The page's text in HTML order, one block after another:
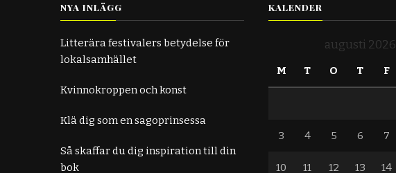
NYA INLÄGG
Litterära festivalers betydelse för
lokalsamhället
Kvinnokroppen och konst
Klä dig som en sagoprinsessa
Så skaffar du dig inspiration till din
bok
KALENDER
augusti 2026
M T O T F
3 4 5 6 7
10 11 12 13 14